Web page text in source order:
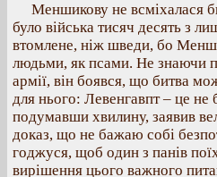
Меншикову не всміхалася
було війська тисяч десять з
втомлене, ніж шведи, бо
людьми, як псами. Не знаючи
армії, він боявся, що битва
для нього: Левенгавпт – це не
подумавши хвилину, заявив
доказ, що не бажаю собі
годжуся, щоб один з панів
вирішення цього важного